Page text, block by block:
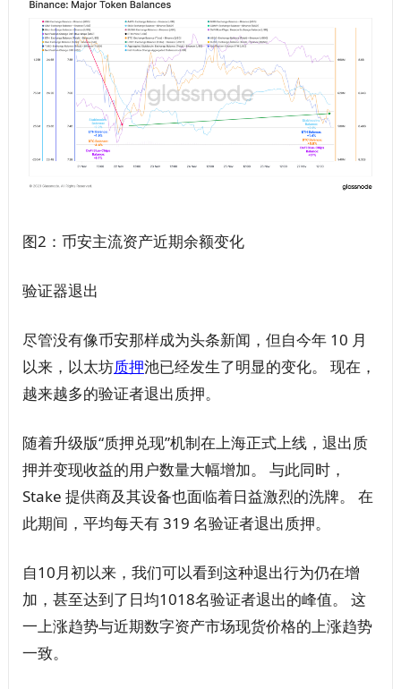
图2：币安主流资产近期余额变化
验证器退出
尽管没有像币安那样成为头条新闻，但自今年 10 月
以来，以太坊质押池已经发生了明显的变化。 现在，
越来越多的验证者退出质押。
随着升级版“质押兑现”机制在上海正式上线，退出质
押并变现收益的用户数量大幅增加。 与此同时，
Stake 提供商及其设备也面临着日益激烈的洗牌。 在
此期间，平均每天有 319 名验证者退出质押。
自10月初以来，我们可以看到这种退出行为仍在增
加，甚至达到了日均1018名验证者退出的峰值。 这
一上涨趋势与近期数字资产市场现货价格的上涨趋势
一致。